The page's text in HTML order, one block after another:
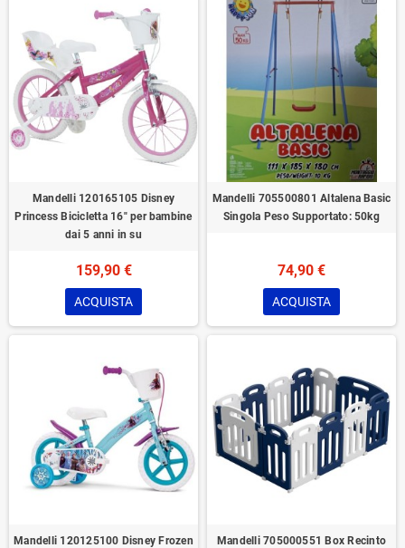
Mandelli 120165105 Disney
Princess Bicicletta 16" per bambine
dai 5 anni in su
159,90 €
ACQUISTA
Mandelli 705500801 Altalena Basic
Singola Peso Supportato: 50kg
74,90 €
ACQUISTA
Mandelli 120125100 Disney Frozen
Mandelli 705000551 Box Recinto